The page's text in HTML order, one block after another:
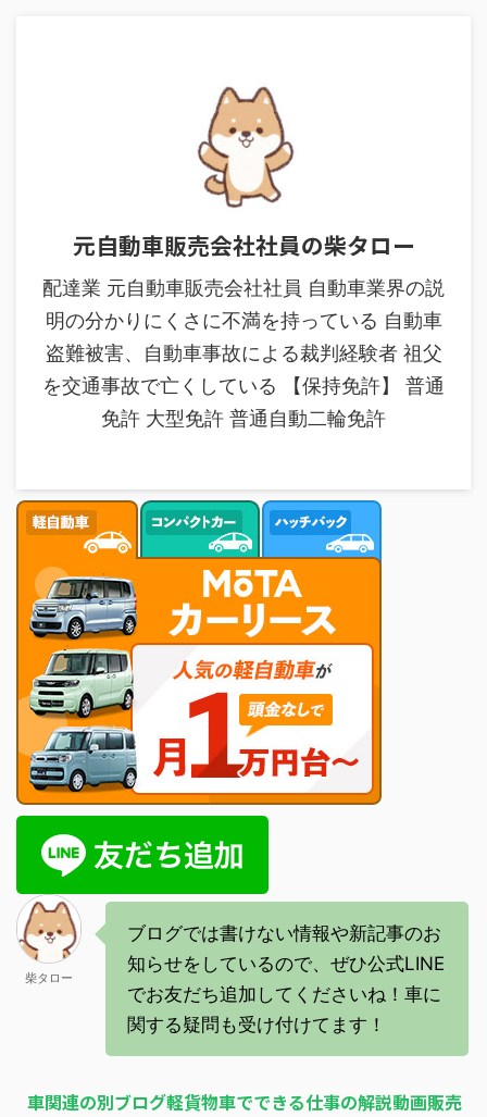
元自動車販売会社社員の柴タロー
配達業 元自動車販売会社社員 自動車業界の説
明の分かりにくさに不満を持っている 自動車
盗難被害、自動車事故による裁判経験者 祖父
を交通事故で亡くしている 【保持免許】 普通
免許 大型免許 普通自動二輪免許
柴タロー
ブログでは書けない情報や新記事のお
知らせをしているので、ぜひ公式LINE
でお友だち追加してくださいね！車に
関する疑問も受け付けてます！
車関連の別ブログ軽貨物車でできる仕事の解説動画販売